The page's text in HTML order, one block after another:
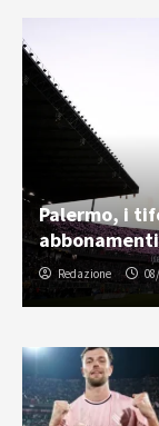
Palermo, i
Redazione